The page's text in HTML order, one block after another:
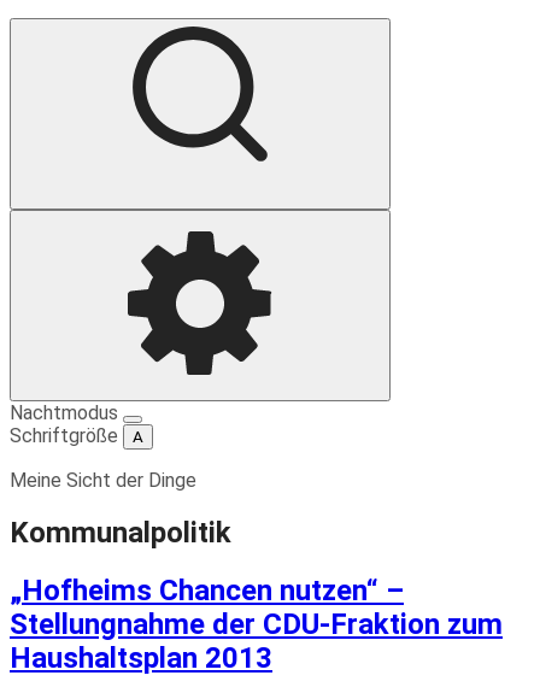
Suche
Einstellungen
Nachtmodus
Schriftgröße
A
Meine Sicht der Dinge
Kommunalpolitik
„Hofheims Chancen nutzen“ –
Stellungnahme der CDU-Fraktion zum
Haushaltsplan 2013